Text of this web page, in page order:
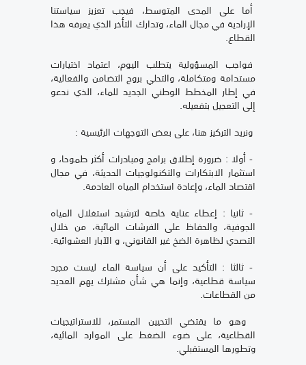
أما على المدى المتوسط، فيجب تعزيز سياستنا
الإرادية في مجال الماء، وتدارك التأخر الذي يعرفه هذا
القطاع.
فواجب المسؤولية يتطلب اليوم، اعتماد اختيارات
مستدامة ومتكاملة، والتحلي بروح التضامن والفعالية،
في إطار المخطط الوطني الجديد للماء، الذي ندعو
إلى التعجيل بتفعيله.
ونريد التركيز هنا، على بعض التوجهات الرئيسية :
- أولا : ضرورة إطلاق برامج ومبادرات أكثر طموحا، و
استثمار الابتكارات والتكنولوجيات الحديثة، في مجال
اقتصاد الماء، وإعادة استخدام المياه العادمة.
- ثانيا : إعطاء عناية خاصة لترشيد استغلال المياه
الجوفية، والحفاظ على الفرشات المائية، من خلال
التصدي لظاهرة الضخ غير القانوني، و الآبار العشوائية.
- ثالثا : التأكيد على أن سياسة الماء ليست مجرد
سياسة قطاعية، وإنما هي شأن مشترك يهم العديد
من القطاعات.
وهو ما يقتضي التحيين المستمر، للاستراتيجيات
القطاعية، على ضوء الضغط على الموارد المائية،
وتطورها المستقبلي.